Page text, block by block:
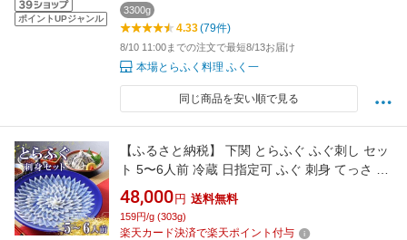
ポイントUPジャンル
3300g
4.33(79件)
8/10 11:00までの注文で最短8/13お届け
本場とらふく料理 ふく一
同じ商品を安い順で見る
【ふるさと納税】 下関 とらふぐ ふぐ刺し セッ
ト 5〜6人前 冷蔵 日指定可 ふぐ 刺身 てっさ 皮
ポン酢 もみじ 下関 山口 高級魚 魚介 海鮮 ふぐ
鍋 ふぐちり鍋 海鮮鍋 フグ刺し ふく フグ 河豚
贈答 ギフト 贈り物 プレゼント 記念日 中元 歳
48,000円 送料無料
159円/g (303g)
楽天カード決済で楽天ポイント付与